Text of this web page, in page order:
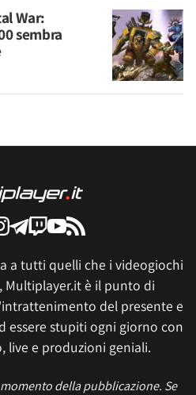
War:
sembra
a tutti quelli che i videogiochi
Multiplayer.it è il punto di
del presente e
essere stupiti ogni giorno con
live e produzioni geniali.
della pubblicazione. Se